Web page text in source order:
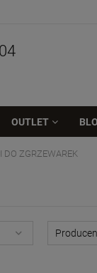
OUTLET
DO ZGRZEWAREK